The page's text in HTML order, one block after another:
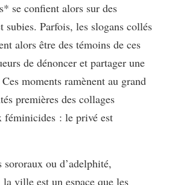
se confient alors sur des
subies. Parfois, les slogans collés
alors être des témoins de ces
de dénoncer et partager une
moments ramènent au grand
premières des collages
féminicides : le privé est
sororaux ou d’adelphité,
ville est un espace que les